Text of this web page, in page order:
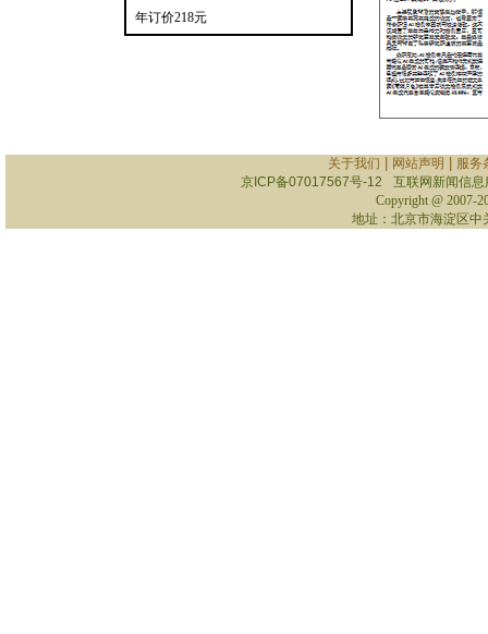
年订价218元
关于我们 网站声明
服务
京ICP备07017567号-12
互联网新闻信
Copyright @ 2007-
地址：北京市海淀区中